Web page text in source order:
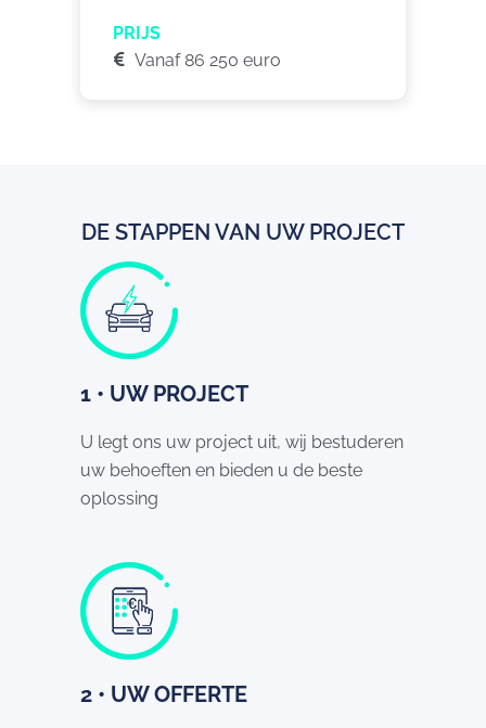
PRIJS
Vanaf 86 250 euro
DE STAPPEN VAN UW PROJECT
1 • UW PROJECT
U legt ons uw project uit, wij bestuderen
uw behoeften en bieden u de beste
oplossing
2 • UW OFFERTE